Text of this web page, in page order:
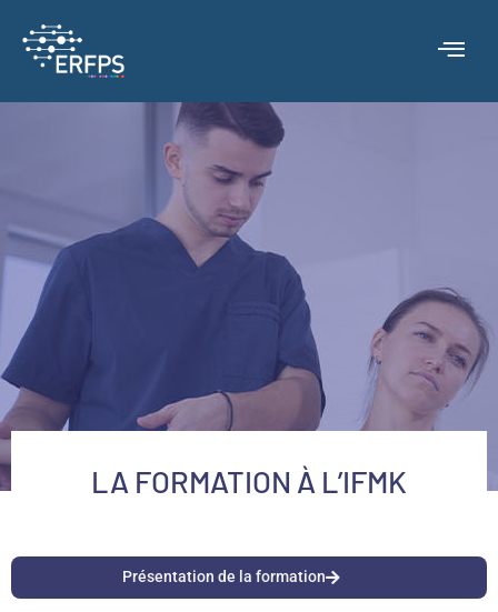
LA FORMATION À L’IFMK
Présentation de la formation